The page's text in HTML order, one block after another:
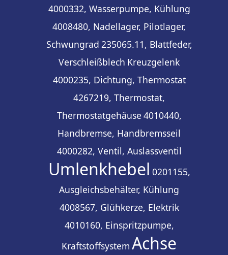
4000332, Wasserpumpe, Kühlung
4008480, Nadellager, Pilotlager,
Schwungrad 235065.11, Blattfeder,
Verschleißblech Kreuzgelenk
4000235, Dichtung, Thermostat
4267219, Thermostat,
Thermostatgehäuse 4010440,
Handbremse, Handbremsseil
4000282, Ventil, Auslassventil
Umlenkhebel 0201155,
Ausgleichsbehälter, Kühlung
4008567, Glühkerze, Elektrik
4010160, Einspritzpumpe,
Kraftstoffsystem Achse